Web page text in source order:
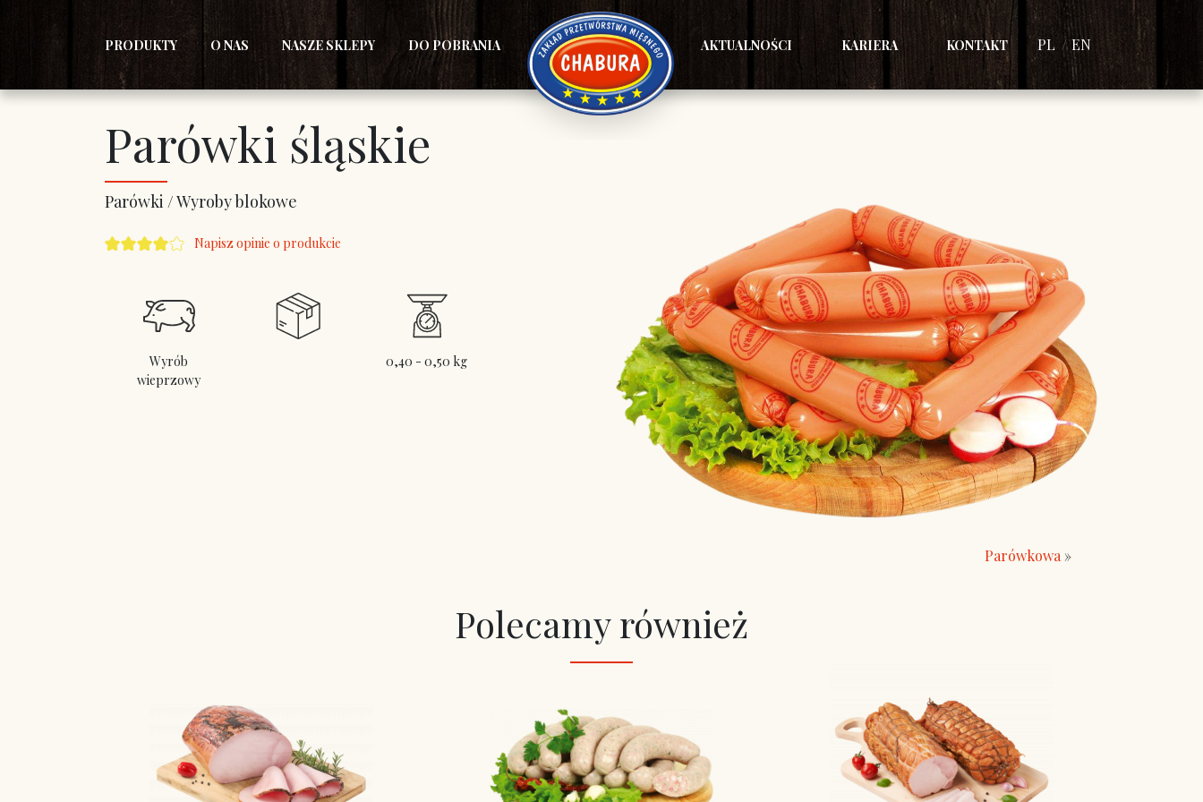
PRODUKTY O NAS NASZE SKLEPY DO POBRANIA AKTUALNOŚCI KARIERA KONTAKT PL EN
Parówki śląskie
Parówki / Wyroby blokowe
Napisz opinie o produkcie
Wyrób
wieprzowy
0,40 - 0,50 kg
Parówkowa »
Polecamy również